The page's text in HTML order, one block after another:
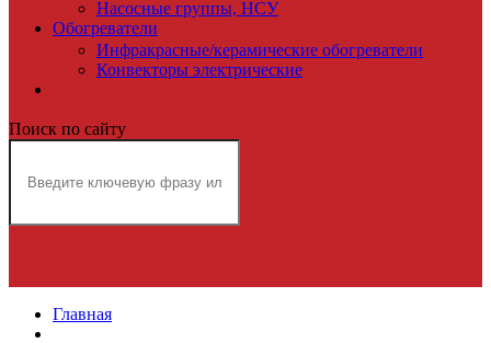
Насосные группы, НСУ
Обогреватели
Инфракрасные/керамические обогреватели
Конвекторы электрические
Поиск по сайту
Главная